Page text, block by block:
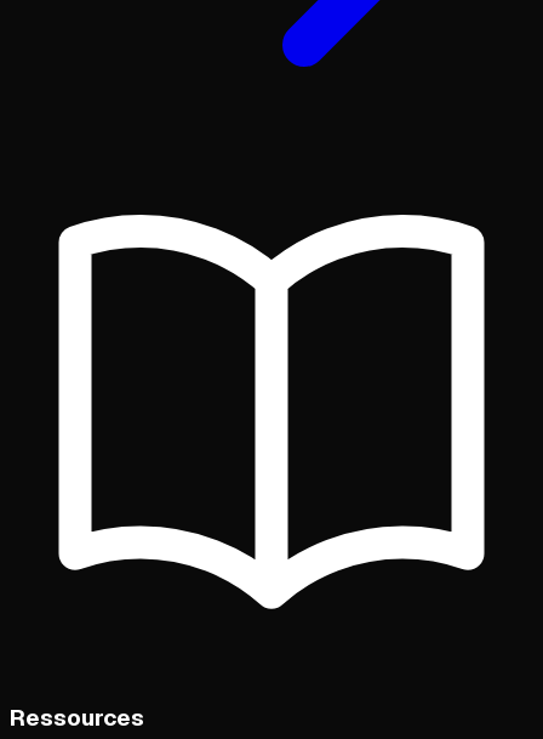
Ressources